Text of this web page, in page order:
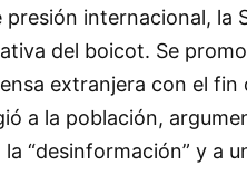
internacional, la
del boicot. Se
extranjera con el
a la población,
“desinformación” y a